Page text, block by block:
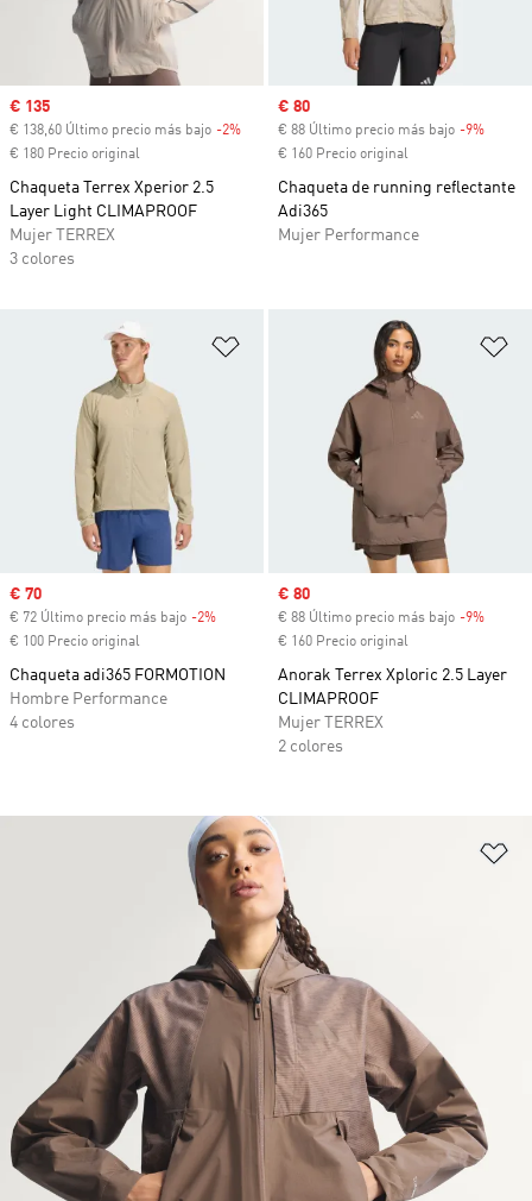
Precio de venta
€ 135
€ 138,60 Último precio más bajo -2% Descuento
€ 180 Precio original
Chaqueta Terrex Xperior 2.5
Layer Light CLIMAPROOF
Mujer TERREX
3 colores
Precio de venta
€ 80
€ 88 Último precio más bajo -9%
€ 160 Precio original
Chaqueta de running reflectante
Adi365
Mujer Performance
Añadir a la lista de deseos
Precio de venta
€ 70
€ 72 Último precio más bajo -2% Descuento
€ 100 Precio original
Chaqueta adi365 FORMOTION
Hombre Performance
4 colores
Precio de venta
€ 80
€ 88 Último precio más bajo -9%
€ 160 Precio original
Anorak Terrex Xploric 2.5 Layer
CLIMAPROOF
Mujer TERREX
2 colores